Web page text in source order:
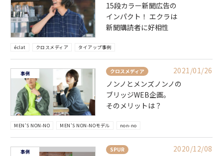
15段カラー新聞広告の
インパクト！ エクラは
新聞購読者に好相性
éclat クロスメディア タイアップ事例
事例 クロスメディア
2021/01/26
ノンノとメンズノンノの
ブリッジWEB企画。
そのメリットは？
MEN'S NON-NO MEN'S NON-NOモデル non-no
事例 SPUR
2020/12/08